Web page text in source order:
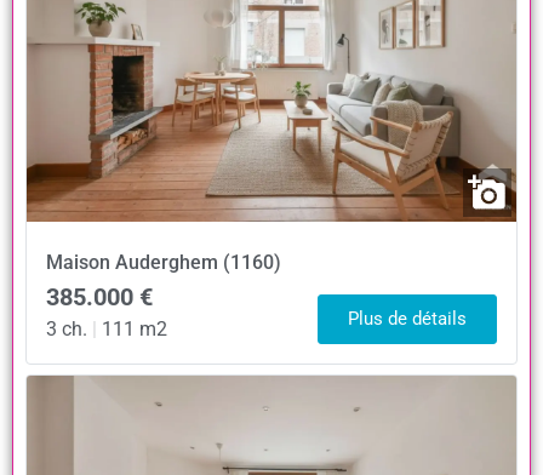
Maison Auderghem (1160)
385.000 €
3 ch. | 111 m2 Plus de détails